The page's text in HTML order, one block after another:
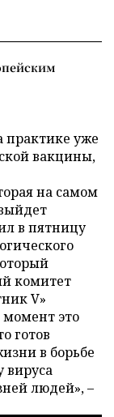
практике уже
вакцины,
на самом
в пятницу
комитет
V»
момент это
готов
в борьбе
вируса
людей», –